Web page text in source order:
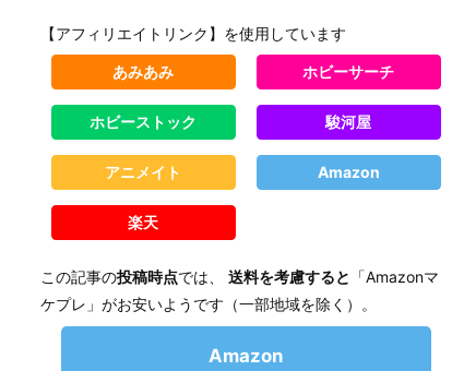
【アフィリエイトリンク】を使用しています
あみあみ ホビーサーチ
ホビーストック 駿河屋
アニメイト Amazon
楽天
この記事の投稿時点では、送料を考慮すると 「Amazonマ
ケプレ」がお安いようです（一部地域を除く）。
Amazon